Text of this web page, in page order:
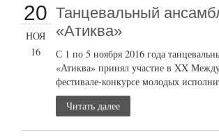
20
НОЯ
16
Танцевальный
«Атиква»
С 1 по 5 ноября 2016 года
«Атиква» принял участие в XX
фестивале-конкурсе молодых
Читать далее